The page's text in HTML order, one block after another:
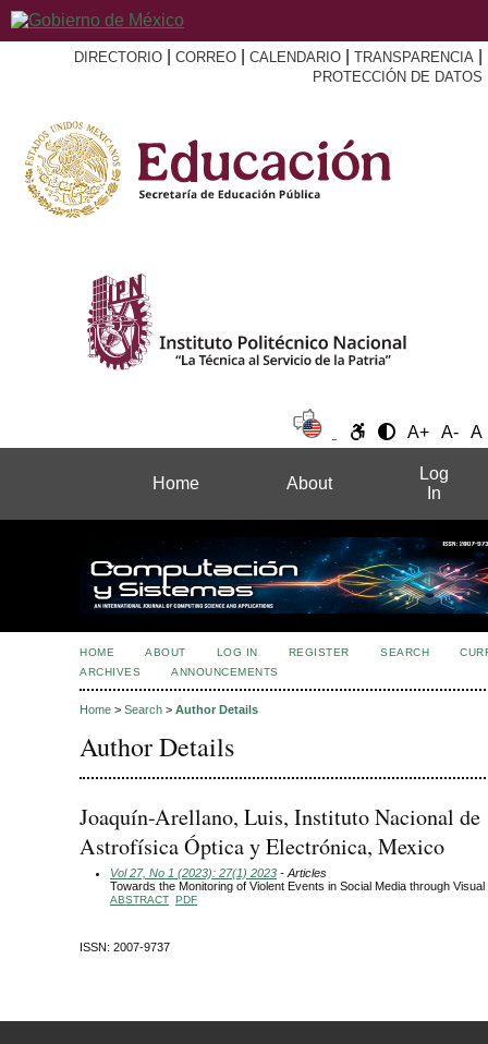
DIRECTORIO CORREO CALENDARIO TRANSPARENCIA
PROTECCIÓN DE DATOS
A+ A- A
Home About
Log
In
HOME ABOUT LOG IN REGISTER SEARCH
ARCHIVES
ANNOUNCEMENTS
Home > Search > Author Details
Author Details
Joaquín-Arellano, Luis, Instituto Nacional de
Astrofísica Óptica y Electrónica, Mexico
Vol 27, No 1 (2023): 27(1) 2023 - Articles
Towards the Monitoring of Violent Events in Social Media through Visual
ABSTRACT PDF
ISSN: 2007-9737